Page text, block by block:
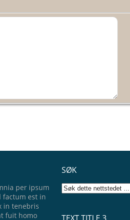
per ipsum
factum est in
in tenebris
fuit homo
SØK